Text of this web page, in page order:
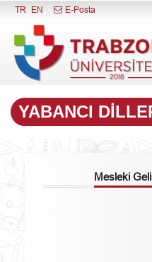
Menüyü Kapat
TR EN E-Posta
YABANCI
Mesleki